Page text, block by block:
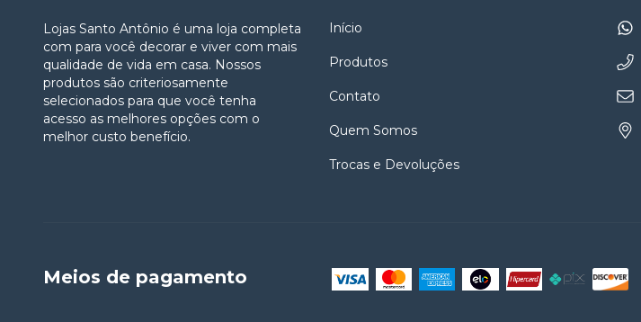
Lojas Santo Antônio é uma loja completa
com para você decorar e viver com mais
qualidade de vida em casa. Nossos
produtos são criteriosamente
selecionados para que você tenha
acesso as melhores opções com o
melhor custo benefício.
Início
Produtos
Contato
Quem Somos
Trocas e Devoluções
Meios de pagamento